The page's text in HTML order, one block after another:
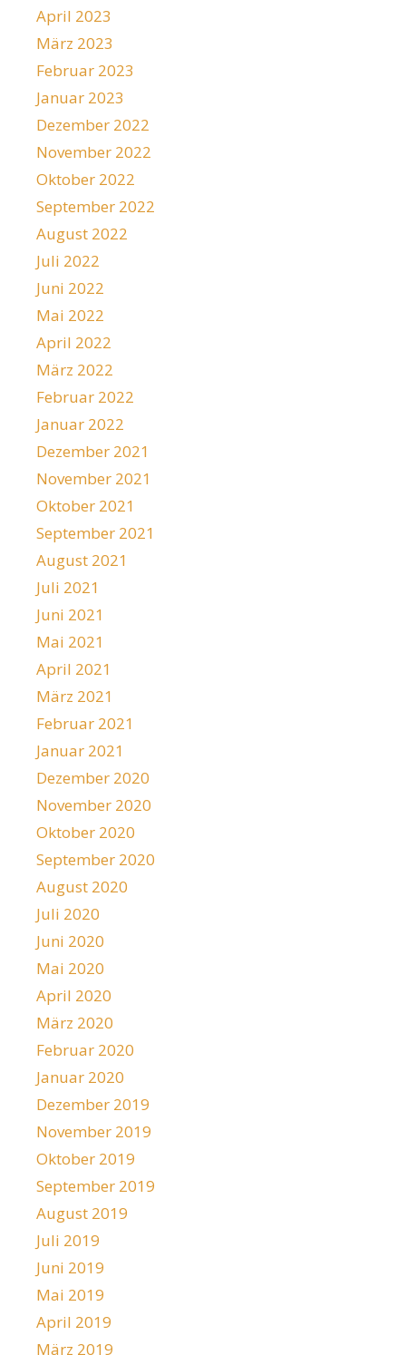
April 2023
März 2023
Februar 2023
Januar 2023
Dezember 2022
November 2022
Oktober 2022
September 2022
August 2022
Juli 2022
Juni 2022
Mai 2022
April 2022
März 2022
Februar 2022
Januar 2022
Dezember 2021
November 2021
Oktober 2021
September 2021
August 2021
Juli 2021
Juni 2021
Mai 2021
April 2021
März 2021
Februar 2021
Januar 2021
Dezember 2020
November 2020
Oktober 2020
September 2020
August 2020
Juli 2020
Juni 2020
Mai 2020
April 2020
März 2020
Februar 2020
Januar 2020
Dezember 2019
November 2019
Oktober 2019
September 2019
August 2019
Juli 2019
Juni 2019
Mai 2019
April 2019
März 2019